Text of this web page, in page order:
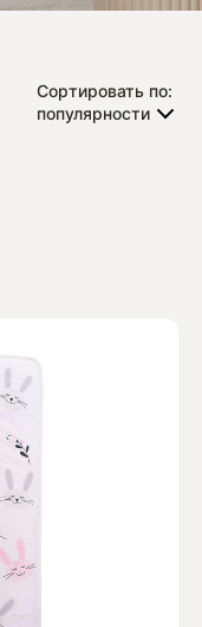
Сортировать по:
популярности